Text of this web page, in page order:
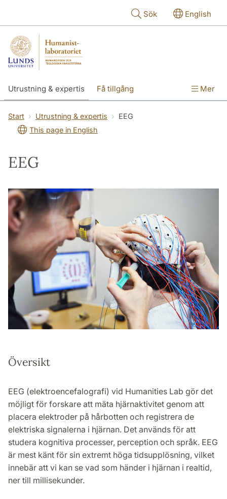
Sök English
Utrustning & expertis Få tillgång
Om labbet
Mer
Start Utrustning & expertis
EEG
This page in English
EEG
Översikt
EEG (elektroencefalografi) vid Humanities Lab gör det
möjligt för forskare att mäta hjärnaktivitet genom att
placera elektroder på hårbotten och registrera de
elektriska signalerna i hjärnan. Det används för att
studera kognitiva processer, perception och språk. EEG
är mest känt för sin extremt höga tidsupplösning, vilket
innebär att vi kan se vad som händer i hjärnan i realtid,
ner till millisekunder.